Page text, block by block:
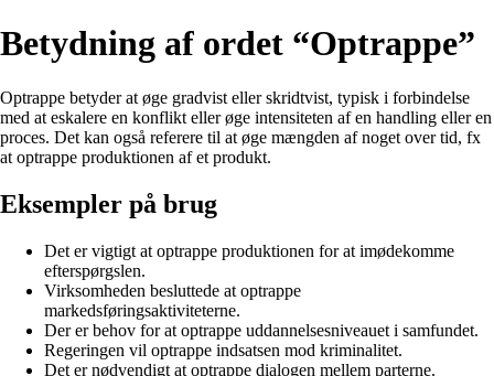
Betydning af ordet “Optrappe”
Optrappe betyder at øge gradvist eller skridtvist, typisk i forbindelse
med at eskalere en konflikt eller øge intensiteten af en handling eller en
proces. Det kan også referere til at øge mængden af noget over tid, fx
at optrappe produktionen af et produkt.
Eksempler på brug
Det er vigtigt at optrappe produktionen for at imødekomme
efterspørgslen.
Virksomheden besluttede at optrappe
markedsføringsaktiviteterne.
Der er behov for at optrappe uddannelsesniveauet i samfundet.
Regeringen vil optrappe indsatsen mod kriminalitet.
Det er nødvendigt at optrappe dialogen mellem parterne.